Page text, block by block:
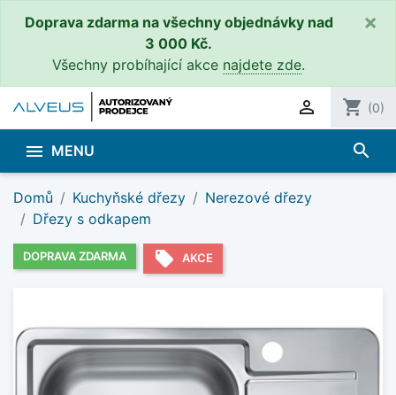
Doprava zdarma na všechny objednávky nad
3 000 Kč.
Všechny probíhající akce najdete zde.
×
 shopping_cart (0)
 MENU search
Domů Kuchyňské dřezy
Nerezové dřezy
Dřezy s odkapem
DOPRAVA ZDARMA local_offer AKCE